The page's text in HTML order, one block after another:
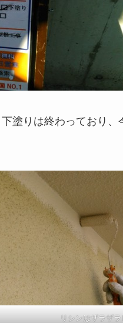
塗りは終わっており、
リシンはザラザ